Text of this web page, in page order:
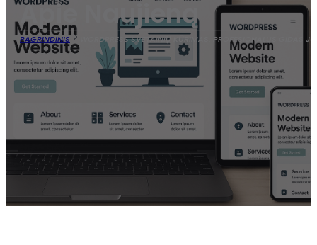
Apie Naujieną
PAGRINDINIS WORDPRESS SVETAINIŲ KŪRIMAS: PROFESIONALUS GIDAS